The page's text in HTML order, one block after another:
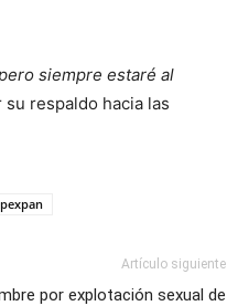
siempre estaré al
respaldo hacia las
Artículo siguiente
por explotación sexual de